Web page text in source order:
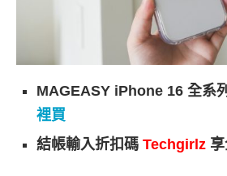
MAGEASY iPhone 16 全系
裡買
結帳輸入折扣碼 Techgirlz